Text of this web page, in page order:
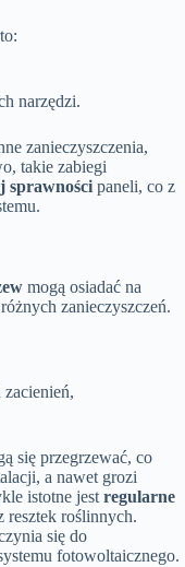
narzędzi.
zanieczyszczenia,
takie zabiegi
sprawności paneli, co z
mogą osiadać na
zanieczyszczeń.
się przegrzewać, co
a nawet grozi
istotne jestregularne
resztek roślinnych.
się do
fotowoltaicznego.